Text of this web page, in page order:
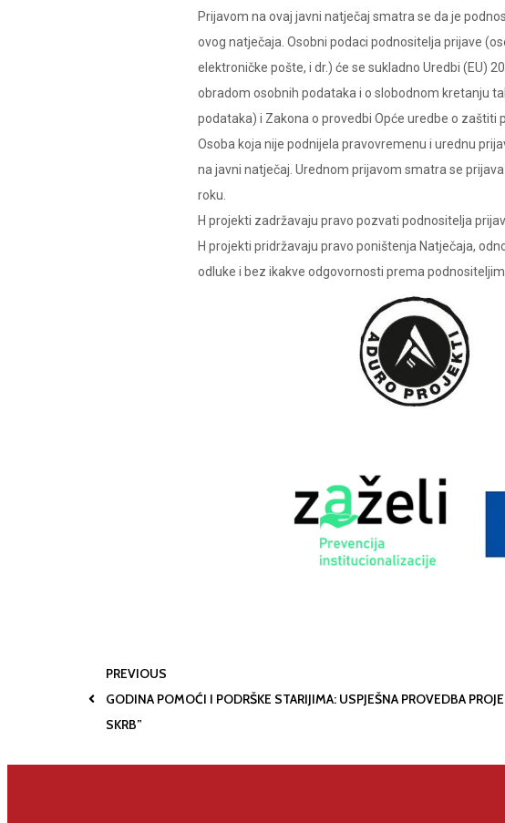
Prijavom na ovaj javni natječaj smatra se da je
ovog natječaja. Osobni podaci podnositelja prijave
elektroničke pošte, i dr.) će se sukladno Uredbi (EU)
obradom osobnih podataka i o slobodnom kretanju
podataka) i Zakona o provedbi Opće uredbe o zaštiti
Osoba koja nije podnijela pravovremenu i urednu
na javni natječaj. Urednom prijavom smatra se
roku.
H projekti zadržavaju pravo pozvati podnositelja
H projekti pridržavaju pravo poništenja Natječaja,
odluke i bez ikakve odgovornosti prema
PREVIOUS
GODINA POMOĆI I PODRŠKE STARIJIMA: USPJEŠNA PROVEDBA
SKRB”